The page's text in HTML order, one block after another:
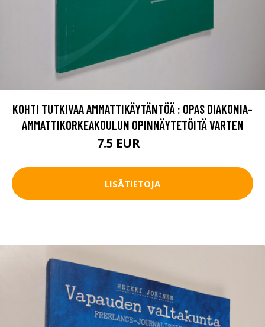
KOHTI TUTKIVAA AMMATTIKÄYTÄNTÖÄ : OPAS DIAKONIA-
AMMATTIKORKEAKOULUN OPINNÄYTETÖITÄ VARTEN
7.5 EUR
LISÄTIETOJA